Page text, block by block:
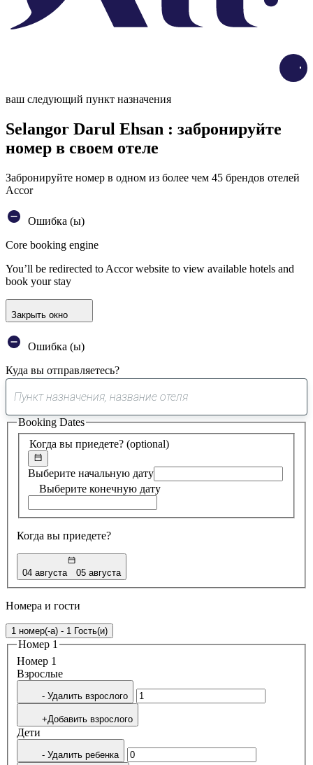
ваш следующий пункт назначения
Selangor Darul Ehsan : забронируйте
номер в своем отеле
Забронируйте номер в одном из более чем 45 брендов отелей
Accor
Ошибка (ы)
Core booking engine
You’ll be redirected to Accor website to view available hotels and
book your stay
Закрыть окно
Ошибка (ы)
Куда вы отправляетесь?
0
предложение
найдено
Когда вы приедете? (optional)
Выберите начальную дату
Выберите конечную дату
Когда вы приедете?
04 августа 05 августа
Booking Dates
Номера и гости
1 номер(-а) - 1 Гость(и)
Номер 1
Номер 1
Bзрослые
- Удалить взрослого
+Добавить взрослого
Дети
- Удалить ребенка